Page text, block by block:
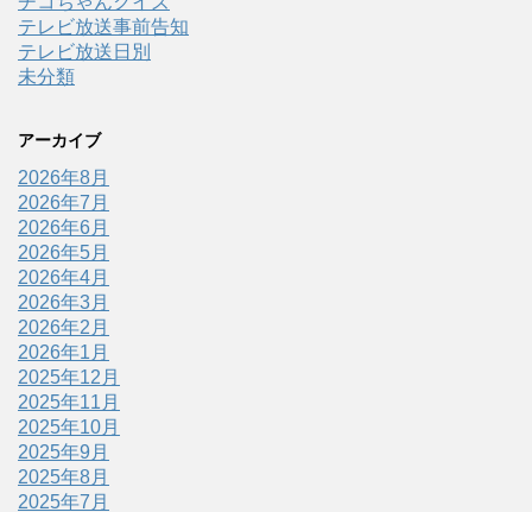
テレビ放送事前告知
テレビ放送日別
未分類
アーカイブ
2026年8月
2026年7月
2026年6月
2026年5月
2026年4月
2026年3月
2026年2月
2026年1月
2025年12月
2025年11月
2025年10月
2025年9月
2025年8月
2025年7月